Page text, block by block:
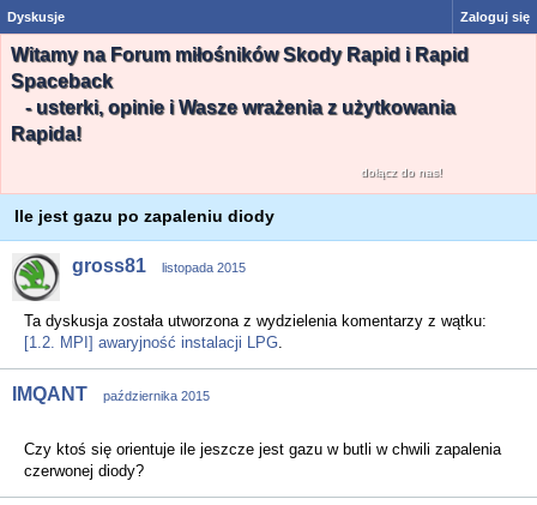
Dyskusje Zaloguj się
Witamy na Forum miłośników Skody Rapid i Rapid
Spaceback
- usterki, opinie i Wasze wrażenia z użytkowania
Rapida!
dołącz do nas!
Ile jest gazu po zapaleniu diody
gross81 listopada 2015
Ta dyskusja została utworzona z wydzielenia komentarzy z wątku:
[1.2. MPI] awaryjność instalacji LPG.
IMQANT października 2015
Czy ktoś się orientuje ile jeszcze jest gazu w butli w chwili zapalenia
czerwonej diody?